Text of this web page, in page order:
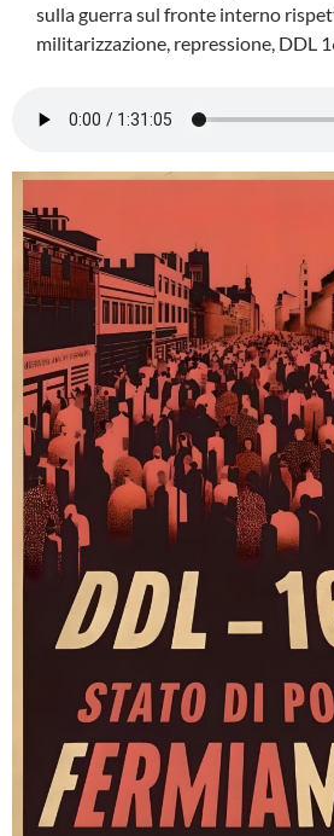
sulla guerra sul fronte interno
militarizzazione, repressione, DDL